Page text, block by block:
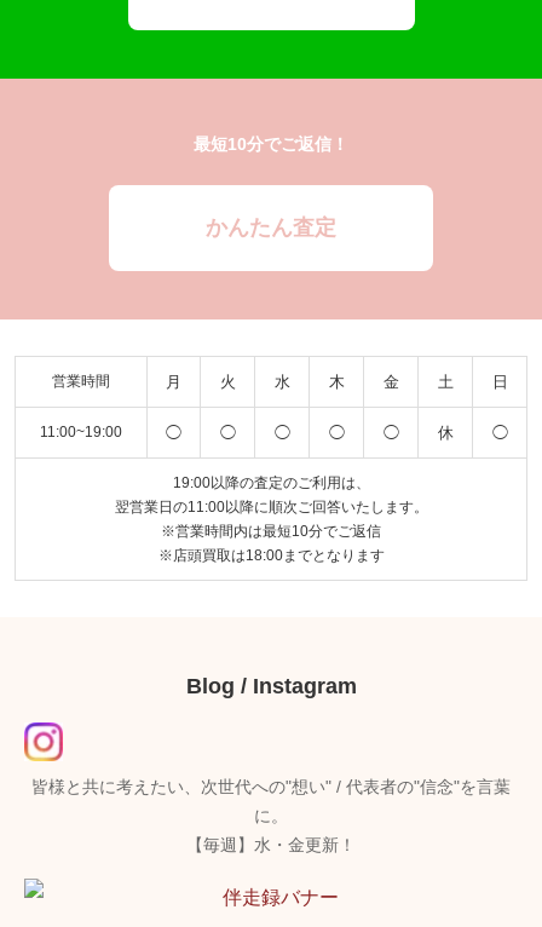
最短10分でご返信！
かんたん査定
営業時間 月 火 水 木 金 土 日
11:00~19:00 ◯ ◯ ◯ ◯ ◯ 休 ◯
19:00以降の査定のご利用は、
翌営業日の11:00以降に順次ご回答いたします。
※営業時間内は最短10分でご返信
※店頭買取は18:00までとなります
Blog / Instagram
皆様と共に考えたい、次世代への"想い" / 代表者の"信念"を言葉
に。
【毎週】水・金更新！